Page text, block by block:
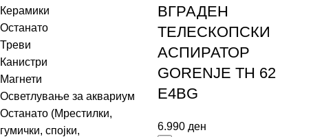
Керамики
Останато
Треви
Канистри
Магнети
Осветлување за аквариум
Останато (Мрестилки,
гумички, спојки,
ВГРАДЕН
ТЕЛЕСКОПСКИ
АСПИРАТОР
GORENJE TH 62
E4BG
6.990 ден